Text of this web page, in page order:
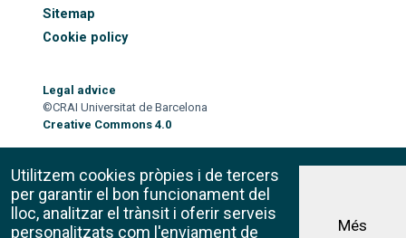
Sitemap
Cookie policy
Legal advice
©CRAI Universitat de Barcelona
Creative Commons 4.0
Utilitzem cookies pròpies i de tercers
per garantir el bon funcionament del
lloc, analitzar el trànsit i oferir serveis
personalitzats com l'enviament de
Més